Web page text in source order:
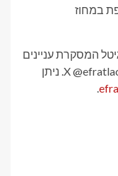
במחוז
המסקרת עניינים
בינלאומיים והאו"ם. עקבו אחריה ב-X @efratlacher. ניתן
.